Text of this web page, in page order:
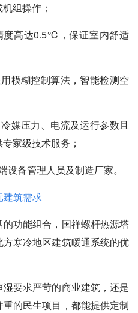
组操作；
度高达0.5℃，保证室内舒适
模糊控制算法，智能检测空
媒压力、电流及运行参数且
家级技术服务；
备管理人员及制造厂家。
建筑需求
功能组合，国祥螺杆热源塔
寒冷地区建筑暖通系统的优
要求严苛的商业建筑，还是
的民生项目，都能提供定制